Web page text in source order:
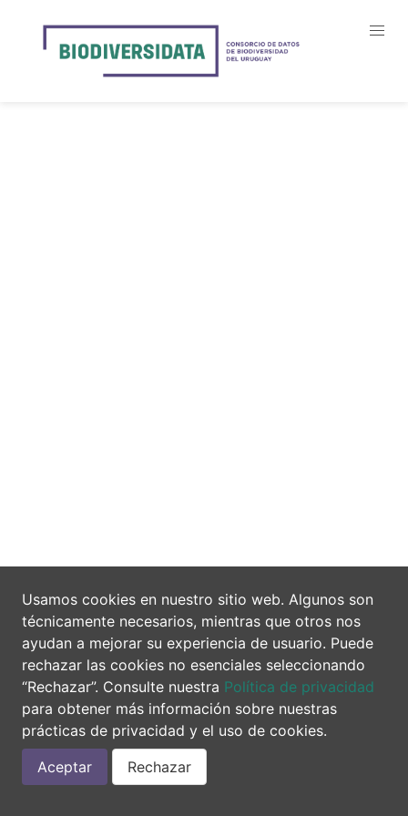
Usamos cookies en nuestro sitio web. Algunos son
técnicamente necesarios, mientras que otros nos
ayudan a mejorar su experiencia de usuario. Puede
rechazar las cookies no esenciales seleccionando
“Rechazar”. Consulte nuestra Política de privacidad
para obtener más información sobre nuestras
prácticas de privacidad y el uso de cookies.
Aceptar
Rechazar